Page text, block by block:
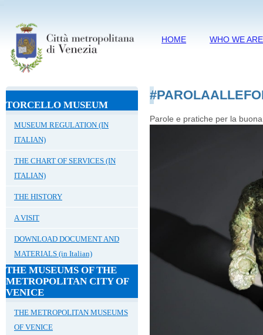
HOME WHO WE ARE
TORCELLO MUSEUM
MUSEUM REGULATION (IN
ITALIAN)
THE CHART OF SERVICES (IN
ITALIAN)
THE HISTORY
A VISIT
DOWNLOAD DOCUMENT AND
MATERIALS (in Italian)
THE MUSEUMS OF THE
METROPOLITAN CITY OF
VENICE
THE METROPOLITAN MUSEUMS
OF VENICE
Parole e pratiche per la